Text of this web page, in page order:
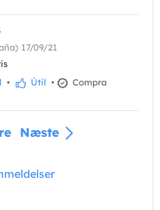
17/09/21
• Útil •
Compra
Næste